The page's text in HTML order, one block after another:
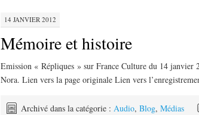
14 JANVIER 2012
Mémoire et histoire
Emission « Répliques » sur France Culture du 14 janvier
Nora. Lien vers la page originale Lien vers
Archivé dans la catégorie : Audio, Blog, Médias